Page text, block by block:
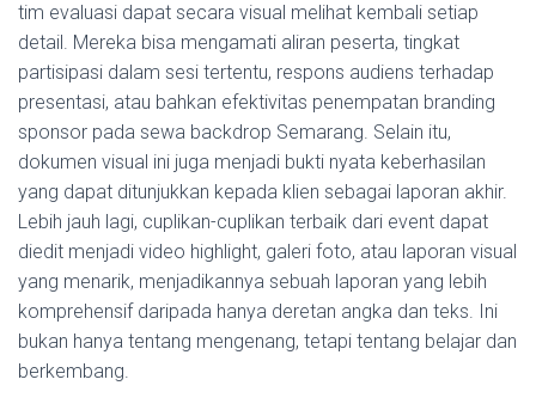
tim evaluasi dapat secara visual melihat kembali setiap
detail. Mereka bisa mengamati aliran peserta, tingkat
partisipasi dalam sesi tertentu, respons audiens terhadap
presentasi, atau bahkan efektivitas penempatan branding
sponsor pada sewa backdrop Semarang. Selain itu,
dokumen visual ini juga menjadi bukti nyata keberhasilan
yang dapat ditunjukkan kepada klien sebagai laporan akhir.
Lebih jauh lagi, cuplikan-cuplikan terbaik dari event dapat
diedit menjadi video highlight, galeri foto, atau laporan visual
yang menarik, menjadikannya sebuah laporan yang lebih
komprehensif daripada hanya deretan angka dan teks. Ini
bukan hanya tentang mengenang, tetapi tentang belajar dan
berkembang.